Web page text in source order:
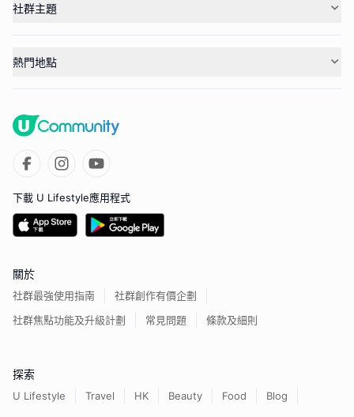
社群主題
熱門地點
下載 U Lifestyle應用程式
關於
社群最強使用指南
社群創作有價企劃
社群焦點功能及升級計劃
常見問題 條款及細則
探索
U Lifestyle Travel HK Beauty Food
Blog